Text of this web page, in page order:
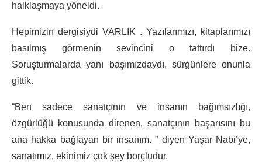
halklaşmaya yöneldi.
Hepimizin dergisiydi VARLIK . Yazılarımızı, kitaplarımızı
basılmış görmenin sevincini o tattırdı bize.
Soruşturmalarda yanı başımızdaydı, sürgünlere onunla
gittik.
“Ben sadece sanatçının ve insanın bağımsızlığı,
özgürlüğü konusunda direnen, sanatçının başarısını bu
ana hakka bağlayan bir insanım. ” diyen Yaşar Nabi’ye,
sanatımız, ekinimiz çok şey borçludur.